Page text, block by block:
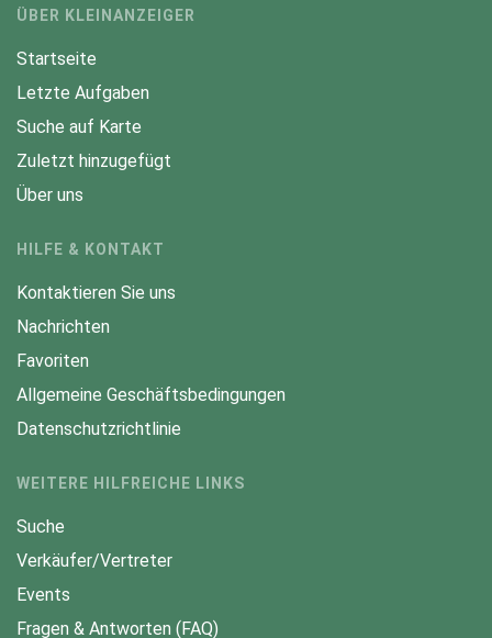
ÜBER KLEINANZEIGER
Startseite
Letzte Aufgaben
Suche auf Karte
Zuletzt hinzugefügt
Über uns
HILFE & KONTAKT
Kontaktieren Sie uns
Nachrichten
Favoriten
Allgemeine Geschäftsbedingungen
Datenschutzrichtlinie
WEITERE HILFREICHE LINKS
Suche
Verkäufer/Vertreter
Events
Fragen & Antworten (FAQ)